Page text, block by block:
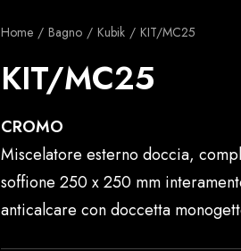
Home Bagno Kubik KIT/MC25
KIT/MC25
CROMO
Miscelatore esterno doccia,
soffione 250 x 250 mm
anticalcare con doccetta